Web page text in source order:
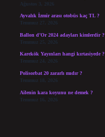
Ağustos 3, 2026
Ayvalık İzmir arası otobüs kaç TL ?
Temmuz 27, 2026
Ballon d’Or 2024 adayları kimlerdir ?
Temmuz 25, 2026
Karekök Yayınları hangi kırtasiyede ?
Temmuz 24, 2026
Polisorbat 20 zararlı mıdır ?
Temmuz 18, 2026
Ailenin kara koyunu ne demek ?
Temmuz 16, 2026